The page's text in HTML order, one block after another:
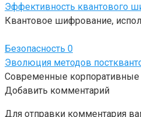
Эффективность квантового
Квантовое шифрование,
Безопасность 0
Эволюция методов
Современные корпоративные
Добавить комментарий
Для отправки комментария